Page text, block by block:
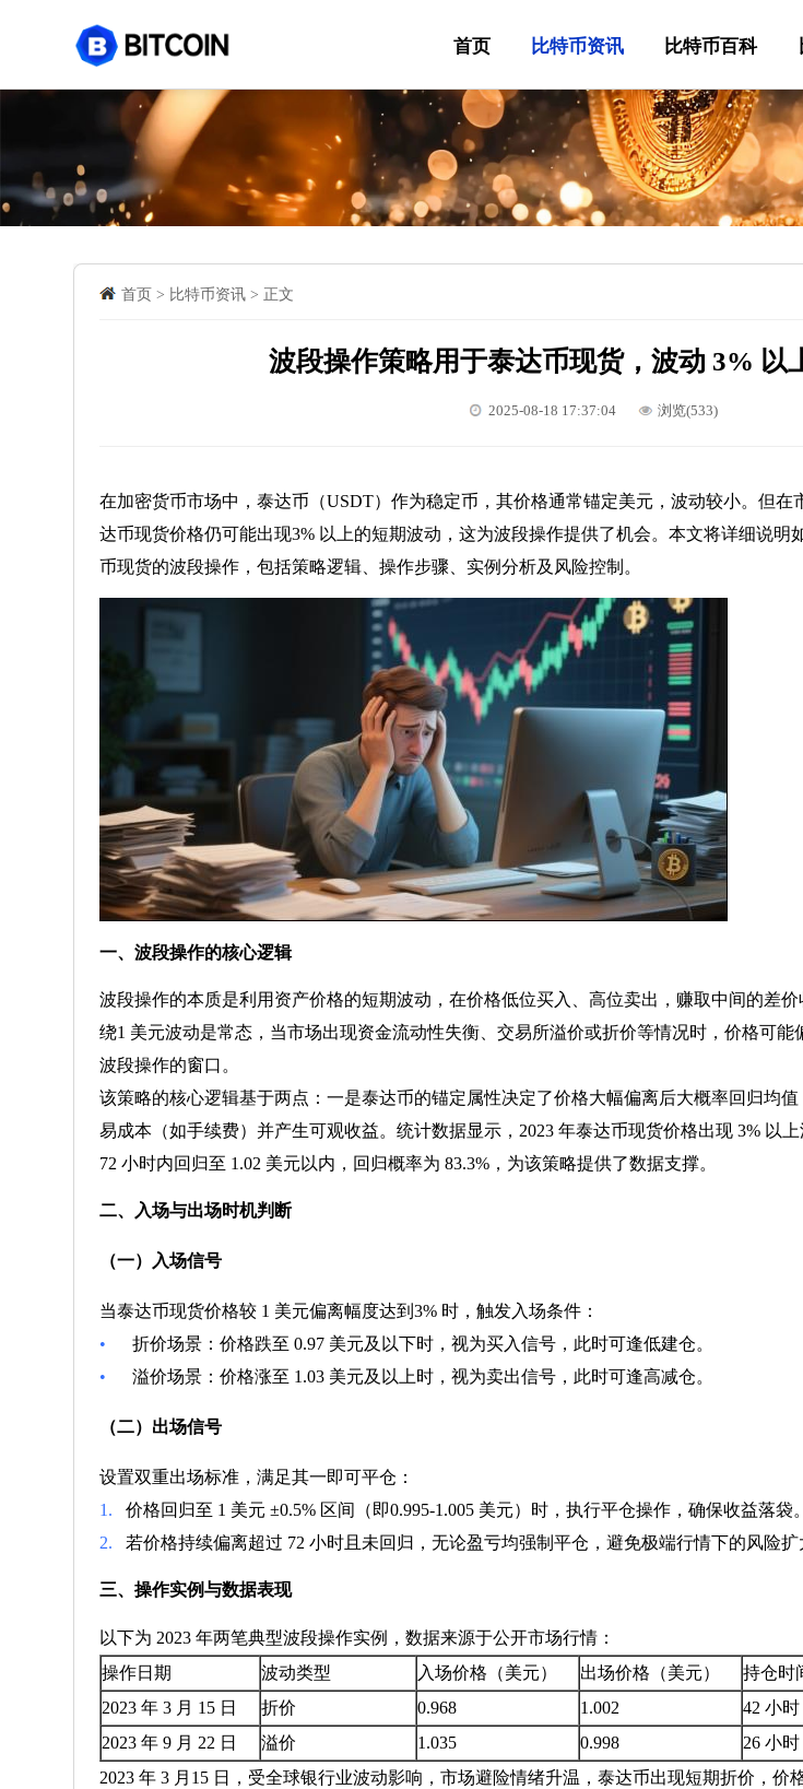
首页 比特币资讯 比特币百科
首页 > 比特币资讯 > 正文
波段操作策略用于泰达币现货，波动 3% 以
2025-08-18 17:37:04 浏览(533)
在加密货币市场中，泰达币（USDT）作为稳定币，其价格通常锚定美元，波动较小。但在
达币现货价格仍可能出现3% 以上的短期波动，这为波段操作提供了机会。本文将详细说明
币现货的波段操作，包括策略逻辑、操作步骤、实例分析及风险控制。
一、波段操作的核心逻辑
波段操作的本质是利用资产价格的短期波动，在价格低位买入、高位卖出，赚取中间的差
绕1 美元波动是常态，当市场出现资金流动性失衡、交易所溢价或折价等情况时，价格可能
波段操作的窗口。
该策略的核心逻辑基于两点：一是泰达币的锚定属性决定了价格大幅偏离后大概率回归均
易成本（如手续费）并产生可观收益。统计数据显示，2023 年泰达币现货价格出现 3% 以
72 小时内回归至 1.02 美元以内，回归概率为 83.3%，为该策略提供了数据支撑。
二、入场与出场时机判断
（一）入场信号
当泰达币现货价格较 1 美元偏离幅度达到3% 时，触发入场条件：
•折价场景：价格跌至 0.97 美元及以下时，视为买入信号，此时可逢低建仓。
•溢价场景：价格涨至 1.03 美元及以上时，视为卖出信号，此时可逢高减仓。
（二）出场信号
设置双重出场标准，满足其一即可平仓：
1.价格回归至 1 美元 ±0.5% 区间（即0.995-1.005 美元）时，执行平仓操作，确保收益落袋。
2. 若价格持续偏离超过 72 小时且未回归，无论盈亏均强制平仓，避免极端行情下的风险扩
三、操作实例与数据表现
以下为 2023 年两笔典型波段操作实例，数据来源于公开市场行情：
操作日期
波动类型 入场价格（美元） 出场价格（美元） 持仓时
2023 年 3 月 15 日
折价 0.968 1.002 42 小时
2023 年 9 月 22 日
溢价 1.035 0.998 26 小时
2023 年 3 月15 日，受全球银行业波动影响，市场避险情绪升温，泰达币出现短期折价，价